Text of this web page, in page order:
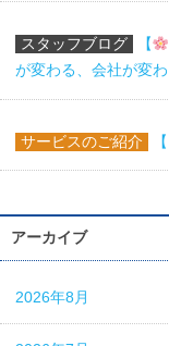
スタッフブログ 【
が変わる、会社が変
サービスのご紹介
アーカイブ
2026年8月